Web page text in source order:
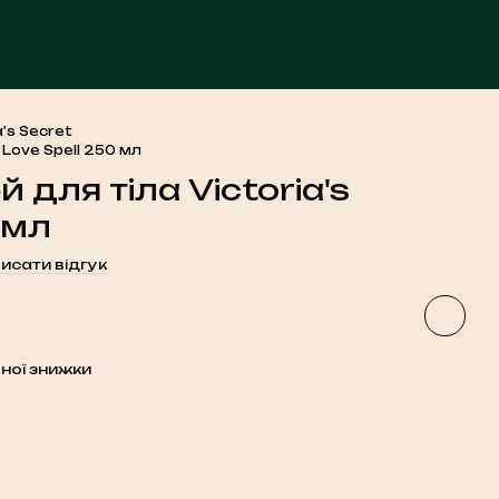
Secret
Spell 250 мл
тіла Victoria's
відгук
знижки